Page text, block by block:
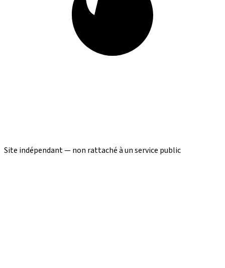
Site indépendant — non rattaché à un service public